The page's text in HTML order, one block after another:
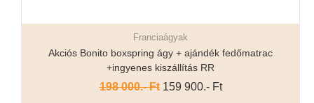
Részletek...Franciaágyak
Akciós Bonito boxspring ágy + ajándék fedőmatrac
+ingyenes kiszállítás RR
198 000.- Ft159 900.- Ft